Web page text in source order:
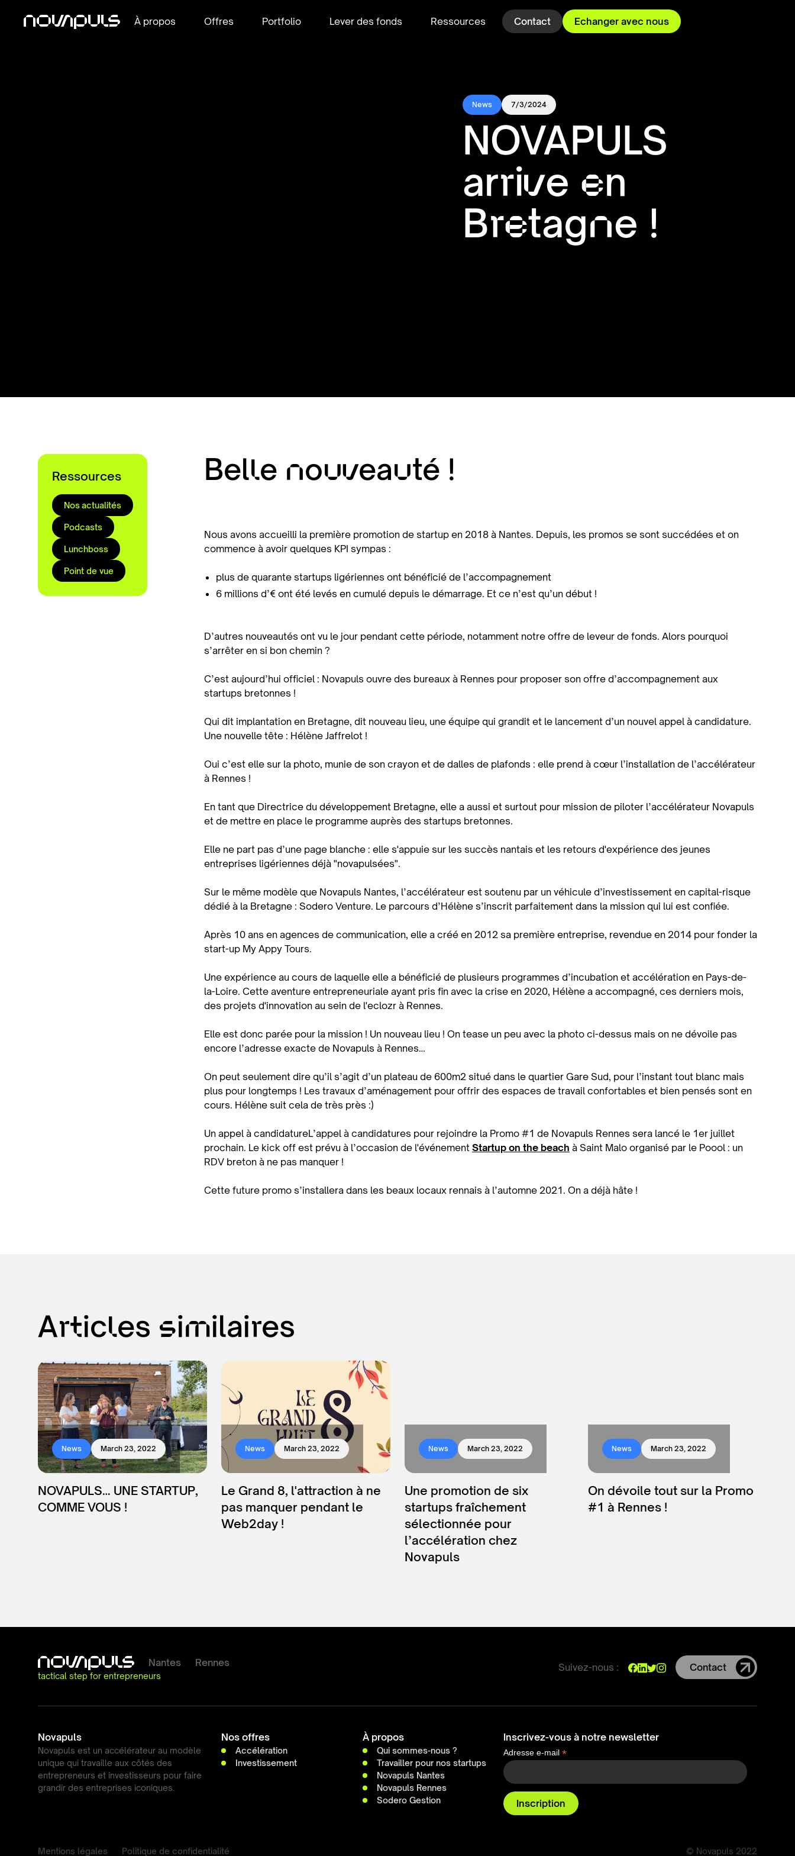
À propos Offres Portfolio Lever des fonds Ressources Contact Echanger avec nous
News 7/3/2024
NOVAPULS
arrive en
Bretagne !
Ressources
Nos actualités
Podcasts
Lunchboss
Point de vue
Belle nouveauté !
Nous avons accueilli la première promotion de startup en 2018 à Nantes. Depuis, les promos se sont succédées et on
commence à avoir quelques KPI sympas :
plus de quarante startups ligériennes ont bénéficié de l’accompagnement
6 millions d’€ ont été levés en cumulé depuis le démarrage. Et ce n’est qu’un début !
D’autres nouveautés ont vu le jour pendant cette période, notamment notre offre de leveur de fonds. Alors pourquoi
s’arrêter en si bon chemin ?
C’est aujourd’hui officiel : Novapuls ouvre des bureaux à Rennes pour proposer son offre d’accompagnement aux
startups bretonnes !
Qui dit implantation en Bretagne, dit nouveau lieu, une équipe qui grandit et le lancement d’un nouvel appel à candidature.
Une nouvelle tête : Hélène Jaffrelot !
Oui c’est elle sur la photo, munie de son crayon et de dalles de plafonds : elle prend à cœur l’installation de l’accélérateur
à Rennes !
En tant que Directrice du développement Bretagne, elle a aussi et surtout pour mission de piloter l’accélérateur Novapuls
et de mettre en place le programme auprès des startups bretonnes.
Elle ne part pas d’une page blanche : elle s'appuie sur les succès nantais et les retours d'expérience des jeunes
entreprises ligériennes déjà "novapulsées".
Sur le même modèle que Novapuls Nantes, l’accélérateur est soutenu par un véhicule d’investissement en capital-risque
dédié à la Bretagne : Sodero Venture. Le parcours d’Hélène s’inscrit parfaitement dans la mission qui lui est confiée.
Après 10 ans en agences de communication, elle a créé en 2012 sa première entreprise, revendue en 2014 pour fonder la
start-up My Appy Tours.
Une expérience au cours de laquelle elle a bénéficié de plusieurs programmes d’incubation et accélération en Pays-de-
la-Loire. Cette aventure entrepreneuriale ayant pris fin avec la crise en 2020, Hélène a accompagné, ces derniers mois,
des projets d'innovation au sein de l'eclozr à Rennes.
Elle est donc parée pour la mission ! Un nouveau lieu ! On tease un peu avec la photo ci-dessus mais on ne dévoile pas
encore l’adresse exacte de Novapuls à Rennes…
On peut seulement dire qu’il s’agit d’un plateau de 600m2 situé dans le quartier Gare Sud, pour l’instant tout blanc mais
plus pour longtemps ! Les travaux d’aménagement pour offrir des espaces de travail confortables et bien pensés sont en
cours. Hélène suit cela de très près :)
Un appel à candidatureL’appel à candidatures pour rejoindre la Promo #1 de Novapuls Rennes sera lancé le 1er juillet
prochain. Le kick off est prévu à l’occasion de l'événement Startup on the beach à Saint Malo organisé par le Poool : un
RDV breton à ne pas manquer !
Cette future promo s’installera dans les beaux locaux rennais à l’automne 2021. On a déjà hâte !
Articles similaires
News March 23, 2022
NOVAPULS… UNE STARTUP,
COMME VOUS !
News March 23, 2022
Le Grand 8, l'attraction à ne
pas manquer pendant le
Web2day !
News March 23, 2022
Une promotion de six
startups fraîchement
sélectionnée pour
l’accélération chez
Novapuls
News March 23, 2022
On dévoile tout sur la Promo
#1 à Rennes !
Nantes Rennes
tactical step for entrepreneurs
Suivez-nous : Contact
Novapuls
Novapuls est un accélérateur au modèle
unique qui travaille aux côtés des
entrepreneurs et investisseurs pour faire
grandir des entreprises iconiques.
Nos offres
Accélération
Investissement
À propos
Qui sommes-nous ?
Travailler pour nos startups
Novapuls Nantes
Novapuls Rennes
Sodero Gestion
Inscrivez-vous à notre newsletter
Adresse e-mail *
Mentions légales Politique de confidentialité © Novapuls 2022